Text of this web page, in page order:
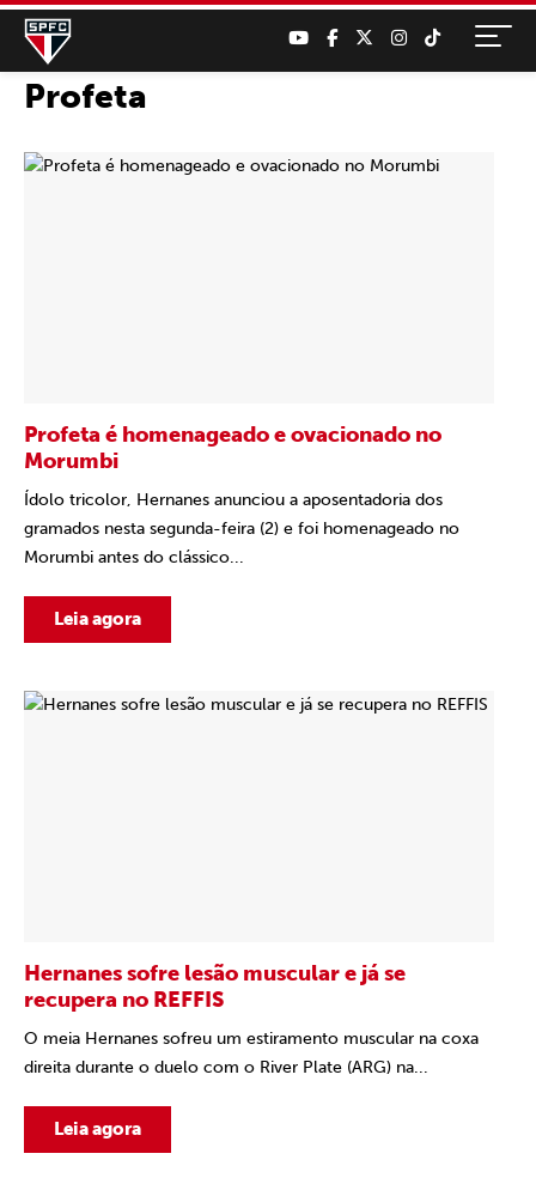
Profeta
Profeta é homenageado e ovacionado no
Morumbi
Ídolo tricolor, Hernanes anunciou a aposentadoria dos
gramados nesta segunda-feira (2) e foi homenageado no
Morumbi antes do clássico...
Leia agora
Hernanes sofre lesão muscular e já se
recupera no REFFIS
O meia Hernanes sofreu um estiramento muscular na coxa
direita durante o duelo com o River Plate (ARG) na...
Leia agora